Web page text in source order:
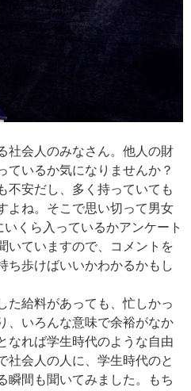
社会人のみなさん。他人の財
ているか気になりませんか？
不安だし、多く持っていても
よね。そこで思い切って男女
くら入っているかアンケート
いていますので、コメントを
ち歩けばいいかわかるかもし
た給料があっても、忙しかっ
、いろんな意味で余裕がなか
なれば学生時代のような自由
社会人の人に、学生時代のと
瞬間も聞いてみました。もち